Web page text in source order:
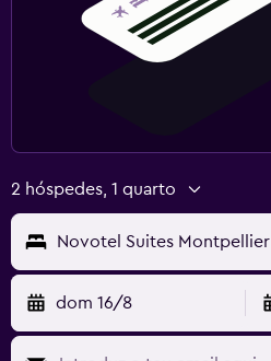
2 hóspedes, 1 quarto
Novotel Suites Montpellier
dom 16/8